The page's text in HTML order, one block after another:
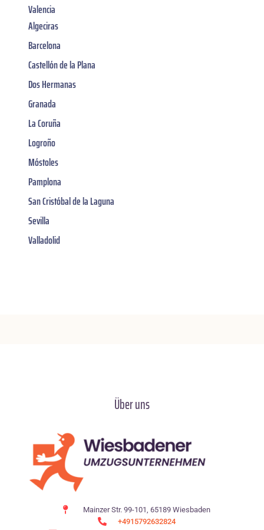
Valencia
Algeciras
Barcelona
Castellón de la Plana
Dos Hermanas
Granada
La Coruña
Logroño
Móstoles
Pamplona
San Cristóbal de la Laguna
Sevilla
Valladolid
Über uns
Mainzer Str. 99-101, 65189 Wiesbaden
+4915792632824